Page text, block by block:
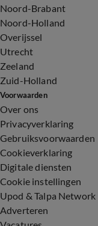
Noord-Brabant
Noord-Holland
Overijssel
Utrecht
Zeeland
Zuid-Holland
Voorwaarden
Over ons
Privacyverklaring
Gebruiksvoorwaarden
Cookieverklaring
Digitale diensten
Cookie instellingen
Upod & Talpa Network
Adverteren